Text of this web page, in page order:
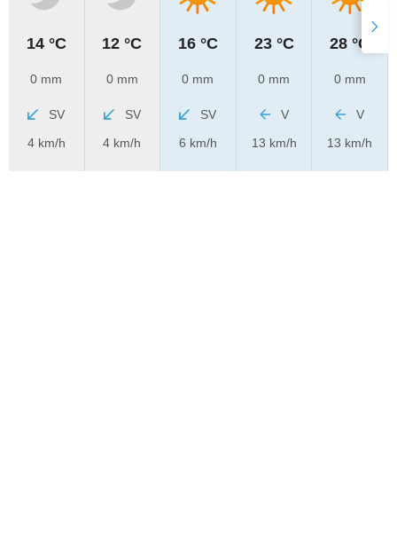
14 °C
0 mm
SV
4 km/h
12 °C
0 mm
SV
4 km/h
16 °C
0 mm
SV
6 km/h
23 °C
0 mm
V
13 km/h
28 °C
0 mm
V
13 km/h